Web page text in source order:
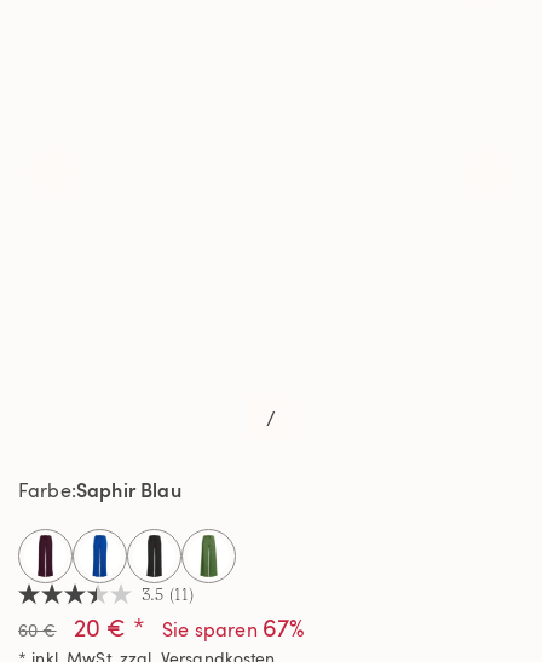
/
3.5
von
5
3.5 (11)
60 € 20 € * Sie sparen 67%
Farbe Saphir Blau
selected